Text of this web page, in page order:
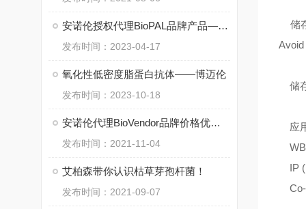
安诺伦授权代理BioPAL品牌产品——高质量MRI造影剂供应商
发布时间：2023-04-17
氧化性低密度脂蛋白抗体——博迈伦
发布时间：2023-10-18
安诺伦代理BioVendor品牌价格优品质有保障
发布时间：2021-11-04
艾柏森带你认识枯草芽孢杆菌！
发布时间：2021-09-07
储
储
应
WB
IP
Co-